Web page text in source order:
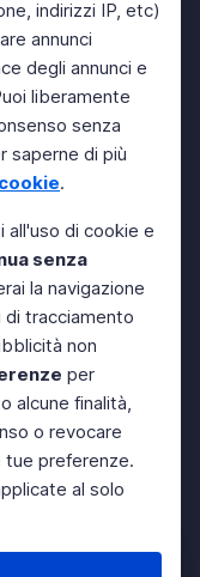
indirizzi IP, etc)
annunci
degli annunci e
liberamente
senza
saperne di più
.
all'uso di cookie e
senza
la navigazione
di tracciamento
non
per
alcune finalità,
o revocare
preferenze.
al solo